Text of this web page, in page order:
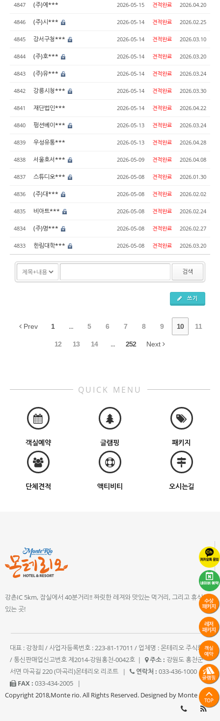
4847 (주)에*** 2026-05-15 견적완료 2026.04.20
4846 (주)시*** 2026-05-14 견적완료 2026.02.25
4845 강서구청*** 2026-05-14 견적완료 2026.03.10
4844 (주)호*** 2026-05-14 견적완료 2026.03.20
4843 (주)유*** 2026-05-14 견적완료 2026.03.24
4842 강릉시청*** 2026-05-14 견적완료 2026.03.30
4841 재단법인*** 2026-05-14 견적완료 2026.04.22
4840 펑션베이*** 2026-05-13 견적완료 2026.03.24
4839 우성유통*** 2026-05-13 견적완료 2026.04.28
4838 서울호서*** 2026-05-09 견적완료 2026.04.08
4837 스튜디오*** 2026-05-08 견적완료 2026.01.30
4836 (주)대*** 2026-05-08 견적완료 2026.02.02
4835 비아트*** 2026-05-08 견적완료 2026.02.24
4834 (주)명*** 2026-05-08 견적완료 2026.02.27
4833 한림대학*** 2026-05-08 견적완료 2026.03.20
검색
쓰기
Prev 1 ... 5 6 7 8 9 10 11
12 13 14 ... 252 Next
QUICK MENU
객실예약 글램핑 패키지
단체견적 액티비티 오시는길
강촌IC 5km, 잠실에서 40분거리!! 짜릿한 레져와 맛있는 먹거리, 그리고 휴식이
있는 곳!
대표 : 강창희 / 사업자등록번호 : 223-81-17011 / 업체명 : 몬테리오 주식회사
/ 통신판매업신고번호 제2014-강원홍천-0042호 | 주소 : 강원도 홍천군
서면 마곡길 220 (마곡리)몬테리오 리조트
| 연락처 : 033-436-1000
|
FAX : 033-434-2005
|
Copyright 2018,Monte rio. All Rights Reserved. Designed by Monte rio.